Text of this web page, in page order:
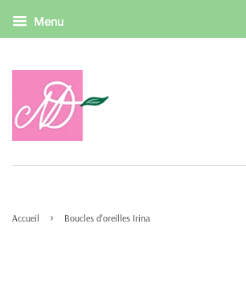
Menu
Accueil › Boucles d'oreilles Irina